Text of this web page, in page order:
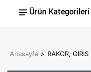
Ürün Kategorileri
Anasayfa > RAKOR,